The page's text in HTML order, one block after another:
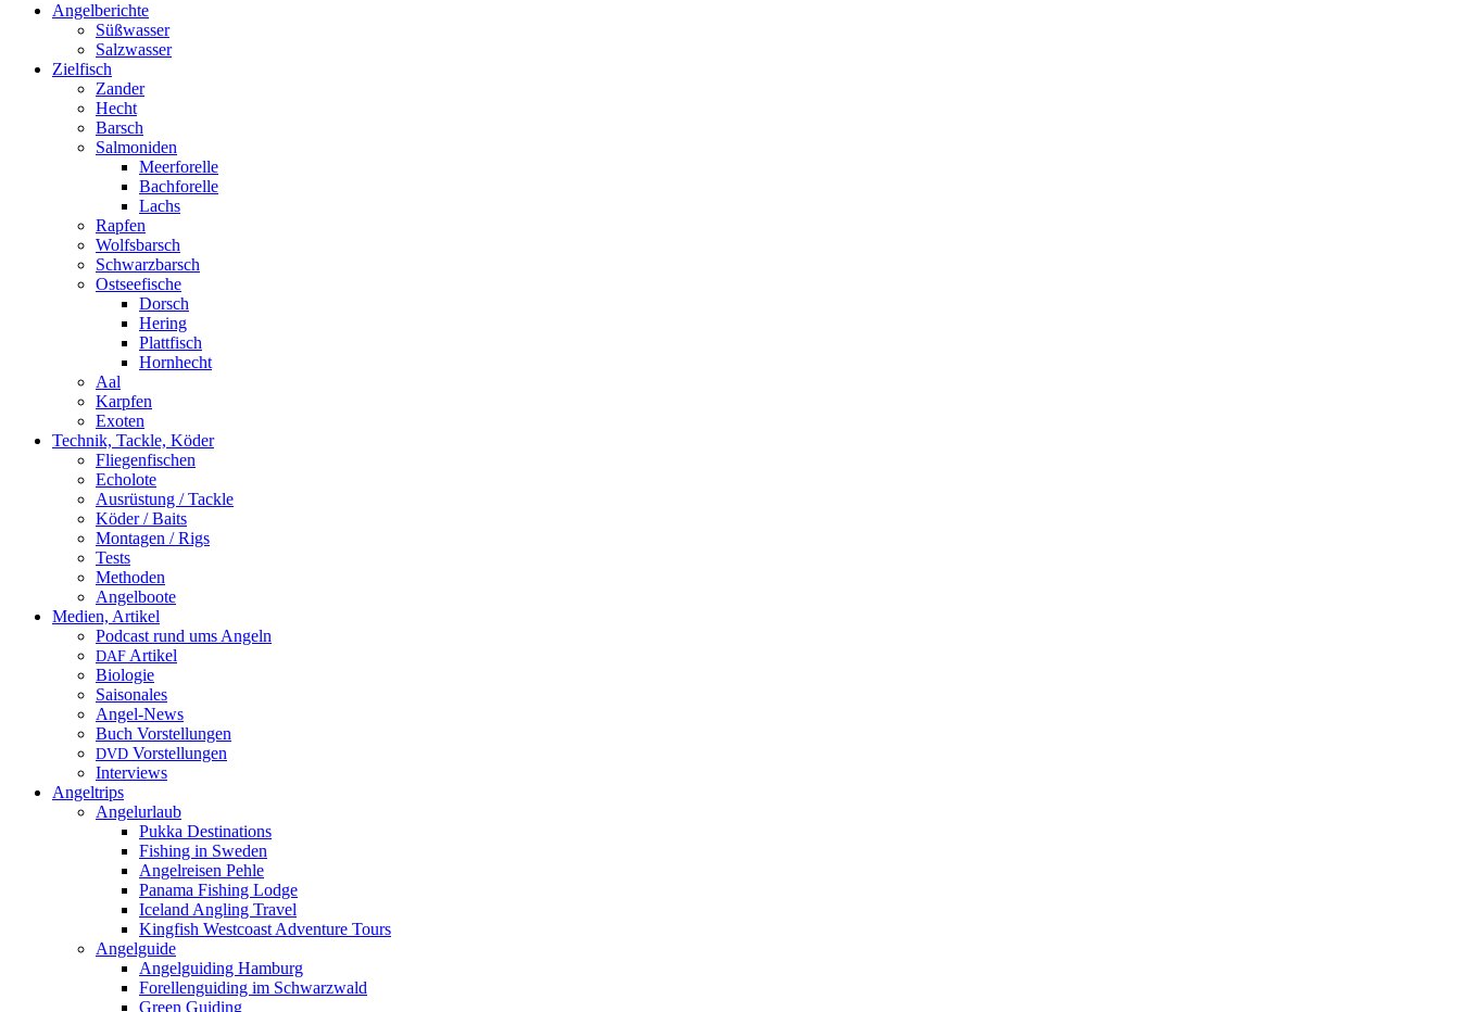
Angelberichte
Süßwasser
Salzwasser
Zielfisch
Zander
Hecht
Barsch
Salmoniden
Meerforelle
Bachforelle
Lachs
Rapfen
Wolfsbarsch
Schwarzbarsch
Ostseefische
Dorsch
Hering
Plattfisch
Hornhecht
Aal
Karpfen
Exoten
Technik, Tackle, Köder
Fliegenfischen
Echolote
Ausrüstung / Tackle
Köder / Baits
Montagen / Rigs
Tests
Methoden
Angelboote
Medien, Artikel
Podcast rund ums Angeln
DAF Artikel
Biologie
Saisonales
Angel-News
Buch Vorstellungen
DVD Vorstellungen
Interviews
Angeltrips
Angelurlaub
Pukka Destinations
Fishing in Sweden
Angelreisen Pehle
Panama Fishing Lodge
Iceland Angling Travel
Kingfish Westcoast Adventure Tours
Angelguide
Angelguiding Hamburg
Forellenguiding im Schwarzwald
Green Guiding